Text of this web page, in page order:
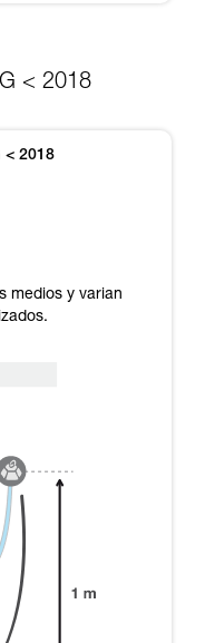
< 2018
< 2018
medios y varian